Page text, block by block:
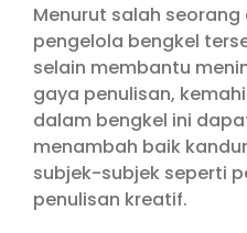
Menurut salah
pengelola bengkel
selain membantu
gaya penulisan,
dalam bengkel ini
menambah baik
subjek-subjek seperti
penulisan kreatif.